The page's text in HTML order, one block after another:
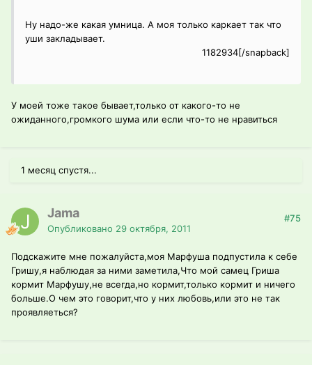
Ну надо-же какая умница. А моя только каркает так что
уши закладывает.
1182934[/snapback]
У моей тоже такое бывает,только от какого-то не
ожиданного,громкого шума или если что-то не нравиться
1 месяц спустя...
Jama
Опубликовано 29 октября, 2011
#75
Подскажите мне пожалуйста,моя Марфуша подпустила к себе
Гришу,я наблюдая за ними заметила,Что мой самец Гриша
кормит Марфушу,не всегда,но кормит,только кормит и ничего
больше.О чем это говорит,что у них любовь,или это не так
проявляеться?